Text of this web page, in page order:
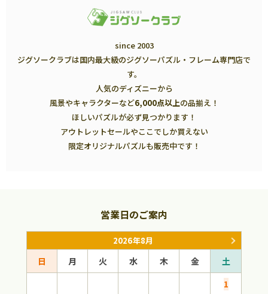
since 2003
ジグソークラブは国内最大級のジグソーパズル・フレーム専門店で
す。
人気のディズニーから
風景やキャラクターなど6,000点以上の品揃え！
ほしいパズルが必ず見つかります！
アウトレットセールやここでしか買えない
限定オリジナルパズルも販売中です！
営業日のご案内
2026年8月
日 月 火 水 木 金
土
1